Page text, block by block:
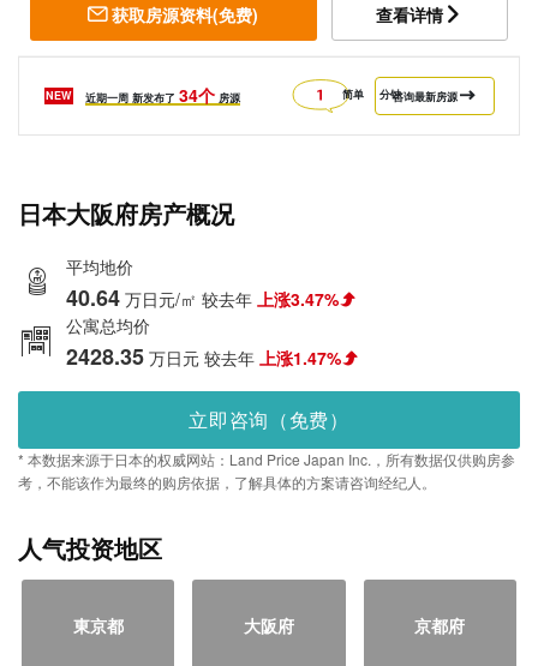
获取房源资料(免费)
查看详情
NEW 近期一周新发布了 34个房源 简单 分钟咨询最新房源
日本大阪府房产概况
平均地价
40.64 万日元/㎡ 较去年 上涨3.47%
公寓总均价
2428.35 万日元 较去年 上涨1.47%
立即咨询（免费）
* 本数据来源于日本的权威网站：Land Price Japan Inc.，所有数据仅供购房参
考，不能该作为最终的购房依据，了解具体的方案请咨询经纪人。
人气投资地区
東京都 大阪府 京都府